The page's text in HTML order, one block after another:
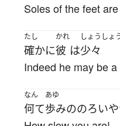
Soles of the feet
たし
確かに
かれ
彼 は
しょうしょ
少々
Indeed he may be
なん
何て
あゆ
歩みののろい